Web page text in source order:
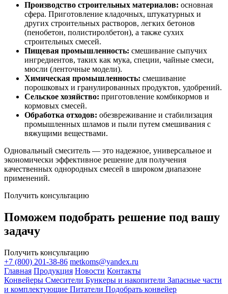
Производство строительных материалов: основная
сфера. Приготовление кладочных, штукатурных и
других строительных растворов, легких бетонов
(пенобетон, полистиролбетон), а также сухих
строительных смесей.
Пищевая промышленность: смешивание сыпучих
ингредиентов, таких как мука, специи, чайные смеси,
мюсли (ленточные модели).
Химическая промышленность: смешивание
порошковых и гранулированных продуктов, удобрений.
Сельское хозяйство: приготовление комбикормов и
кормовых смесей.
Обработка отходов: обезвреживание и стабилизация
промышленных шламов и пыли путем смешивания с
вяжущими веществами.
Одновальный смеситель — это надежное, универсальное и
экономически эффективное решение для получения
качественных однородных смесей в широком диапазоне
применений.
Получить консультацию
Поможем подобрать решение под вашу
задачу
Получить консультацию
+7 (800) 201-38-86 metkoms@yandex.ru
Главная Продукция Новости Контакты
Конвейеры Смесители Бункеры и накопители Запасные части
и комплектующие Питатели Подобрать конвейер